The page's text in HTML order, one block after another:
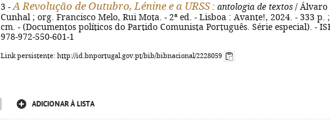
3 - A Revolução de Outubro, Lénine e a URSS: antologia de textos / Álvaro
Cunhal ; org. Francisco Melo, Rui Mota. - 2ª ed. - Lisboa : Avante!, 2024. - 333 p. ;
cm. - (Documentos políticos do Partido Comunista Português. Série especial). -
978-972-550-601-1
Link persistente: http://id.bnportugal.gov.pt/bib/bibnacional/2228059
ADICIONAR À LISTA